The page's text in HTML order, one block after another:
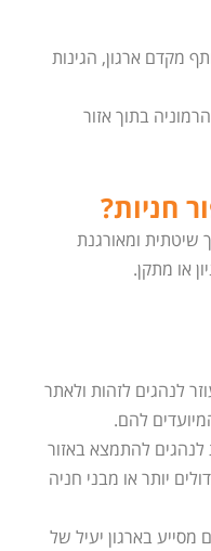
מקדם ארגון, הגינות
בתוך אזור
חניות?
ומאורגנת
או מתקן.
לנהגים לזהות ולאתר
להם.
להתמצא באזור
יותר או מבני חניה
מסייע בארגון יעיל של